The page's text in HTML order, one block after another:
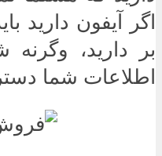
اگر آیفون دارید
بر دارید،
اطلاعات شما